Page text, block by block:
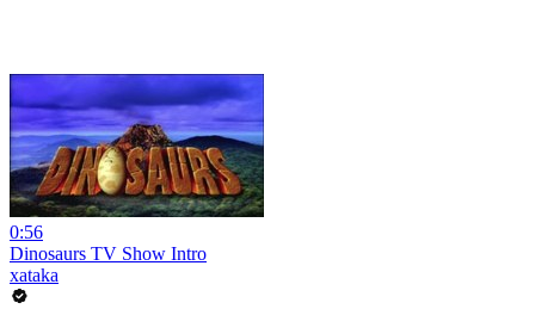
0:56
Dinosaurs TV Show Intro
xataka